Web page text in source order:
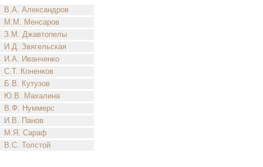
В.А. Александров
М.М. Менсаров
З.М. Джавтопелы
И.Д. Звягельская
И.А. Иванченко
С.Т. Коненков
Б.В. Кутузов
Ю.В. Махалина
В.Ф. Нуммерс
И.В. Панов
М.Я. Сараф
В.С. Толстой